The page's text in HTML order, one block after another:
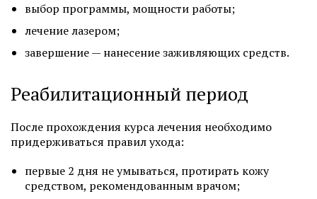
выбор программы, мощности работы;
лечение лазером;
завершение — нанесение заживляющих средств.
Реабилитационный период
После прохождения курса лечения необходимо
придерживаться правил ухода:
первые 2 дня не умываться, протирать кожу
средством, рекомендованным врачом;